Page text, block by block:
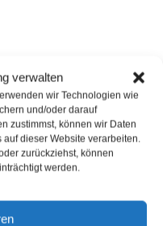
verwalten
wir Technologien wie
und/oder darauf
zustimmst, können wir Daten
dieser Website verarbeiten.
zurückziehst, können
werden.